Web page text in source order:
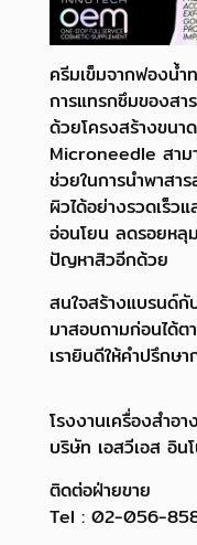
ครีมเข็มจากฟองน้ำ
การแทรกซึมของสา
ด้วยโครงสร้างขน
Microneedle สามา
ช่วยในการนำพาสา
ผิวได้อย่างรวดเร็ว
อ่อนโยน ลดรอยหลุ
ปัญหาสิวอีกด้วย
สนใจสร้างแบรนด์
มาสอบถามก่อนได้ต
เรายินดีให้คำปรึกษ
โรงงานเครื่องสำอา
บริษัท เอสวีเอส อิน
ติดต่อฝ่ายขาย
Tel : 02-056-